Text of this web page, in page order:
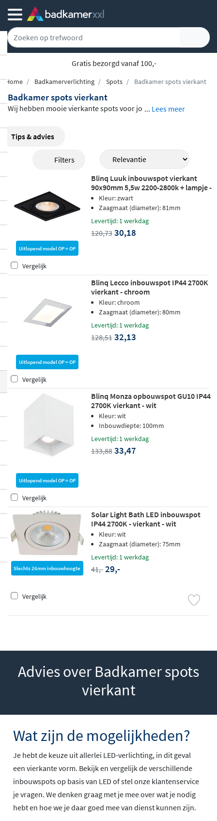
Gratis bezorgd vanaf 100,-
Home Badkamerverlichting Spots Badkamer spots vierkant
Badkamer spots vierkant
Wij hebben mooie vierkante spots voor jo
oom, RVS, Wit en Zwart. De belangrijkste r
eden om te kiezen voor vierkante spots is
de uitstraling hiervan. De vierkante vorm
past perfect bij moderne interieurs, maar
ook in andere interieurstijlen kunnen de v
ierkante spotjes zeer mooi staan. De rond
e vorm mag gezien worden als ‘’standaar
d’’, hierdoor kan het juist leuk zijn om voo
r vierkant te kiezen.
... Lees meer
Tips & advies
Filters
Uitlopend model OP = OP
Blinq Luuk inbouwspot vierkant
90x90mm 5,5w 2200-2800k + lampje -
zwartKleur: zwart
Zaagmaat (diameter): 81mm
Levertijd: 1 werkdag
120,73 30,18
Vergelijk
Uitlopend model OP = OP
Blinq Lecco inbouwspot IP44 2700K
vierkant - chroom
Kleur: chroom
Zaagmaat (diameter): 80mm
Levertijd: 1 werkdag
128,51 32,13
Vergelijk
Uitlopend model OP = OP
Blinq Monza opbouwspot GU10 IP44
2700K vierkant - wit
Kleur: wit
Inbouwdiepte: 100mm
Levertijd: 1 werkdag
133,88 33,47
Vergelijk
Slechts 26mm inbouwhoogte
Solar Light Bath LED inbouwspot
IP44 2700K - vierkant - wit
Kleur: wit
Zaagmaat (diameter): 75mm
Levertijd: 1 werkdag
41,- 29,-
Vergelijk
Advies over Badkamer spots
vierkant
Wat zijn de mogelijkheden?
Je hebt de keuze uit allerlei LED-verlichting, in dit geval
een vierkante vorm. Bekijk en vergelijk de verschillende
inbouwspots op basis van LED of stel onze klantenservice
je vragen. We denken graag met je mee over wat je nodig
hebt en hoe we je daar goed mee van dienst kunnen zijn.